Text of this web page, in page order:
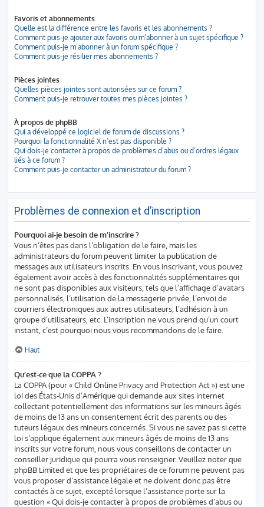
Favoris et abonnements
Quelle est la différence entre les favoris et les abonnements ?
Comment puis-je ajouter aux favoris ou m’abonner à un sujet spécifique ?
Comment puis-je m’abonner à un forum spécifique ?
Comment puis-je résilier mes abonnements ?
Pièces jointes
Quelles pièces jointes sont autorisées sur ce forum ?
Comment puis-je retrouver toutes mes pièces jointes ?
À propos de phpBB
Qui a développé ce logiciel de forum de discussions ?
Pourquoi la fonctionnalité X n’est pas disponible ?
Qui dois-je contacter à propos de problèmes d’abus ou d’ordres légaux
liés à ce forum ?
Comment puis-je contacter un administrateur du forum ?
Problèmes de connexion et d’inscription
Pourquoi ai-je besoin de m’inscrire ?
Vous n’êtes pas dans l’obligation de le faire, mais les
administrateurs du forum peuvent limiter la publication de
messages aux utilisateurs inscrits. En vous inscrivant, vous pouvez
également avoir accès à des fonctionnalités supplémentaires qui
ne sont pas disponibles aux visiteurs, tels que l’affichage d’avatars
personnalisés, l’utilisation de la messagerie privée, l’envoi de
courriers électroniques aux autres utilisateurs, l’adhésion à un
groupe d’utilisateurs, etc. L’inscription ne vous prend qu’un court
instant, c’est pourquoi nous vous recommandons de le faire.
Haut
Qu’est-ce que la COPPA ?
La COPPA (pour « Child Online Privacy and Protection Act ») est une
loi des États-Unis d’Amérique qui demande aux sites internet
collectant potentiellement des informations sur les mineurs âgés
de moins de 13 ans un consentement écrit des parents ou des
tuteurs légaux des mineurs concernés. Si vous ne savez pas si cette
loi s’applique également aux mineurs âgés de moins de 13 ans
inscrits sur votre forum, nous vous conseillons de contacter un
conseiller juridique qui pourra vous renseigner. Veuillez noter que
phpBB Limited et que les propriétaires de ce forum ne peuvent pas
vous proposer d’assistance légale et ne doivent donc pas être
contactés à ce sujet, excepté lorsque l’assistance porte sur la
question « Qui dois-je contacter à propos de problèmes d’abus ou